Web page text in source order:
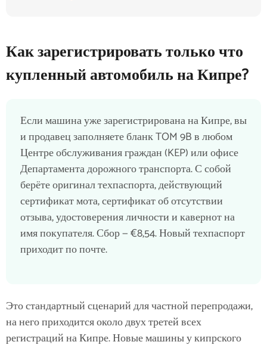
Как зарегистрировать только что
купленный автомобиль на Кипре?
Если машина уже зарегистрирована на Кипре, вы
и продавец заполняете бланк TOM 9B в любом
Центре обслуживания граждан (KEP) или офисе
Департамента дорожного транспорта. С собой
берёте оригинал техпаспорта, действующий
сертификат мота, сертификат об отсутствии
отзыва, удостоверения личности и кавернот на
имя покупателя. Сбор — €8,54. Новый техпаспорт
приходит по почте.
Это стандартный сценарий для частной перепродажи,
на него приходится около двух третей всех
регистраций на Кипре. Новые машины у кипрского